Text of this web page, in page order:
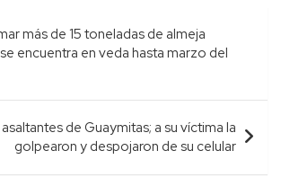
más de 15 toneladas de almeja
encuentra en veda hasta marzo del
de Guaymitas; a su víctima la
golpearon y despojaron de su celular